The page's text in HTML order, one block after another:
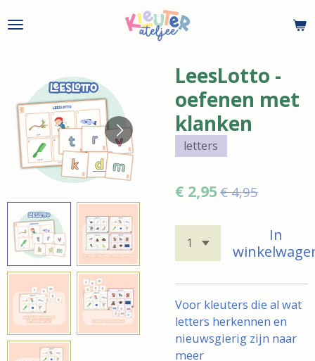
direct
hoofdinhoud
LeesLotto -
oefenen met
klanken
letters
€ 2,95€ 4,95
In
Voor kleuters die al wat
letters herkennen en
nieuwsgierig zijn naar
meer